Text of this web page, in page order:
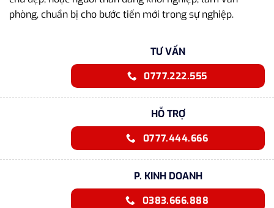
phòng, chuẩn bị cho bước tiến mới trong sự nghiệp.
TƯ VẤN
0777.222.555
HỖ TRỢ
0777.444.666
P. KINH DOANH
0383.666.888